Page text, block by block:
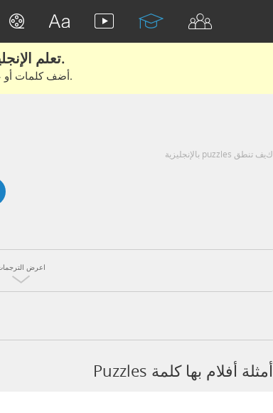
تعلم الإنجليزية الحقيقية من الأفلام والكتب.
أضف كلمات أو عبارات للتعلم والتدريب مع متعلمين آخرين.
كيف تنطق puzzles بالإنجليزية
اعرض
أمثلة أفلام بها كلمة Puzzles